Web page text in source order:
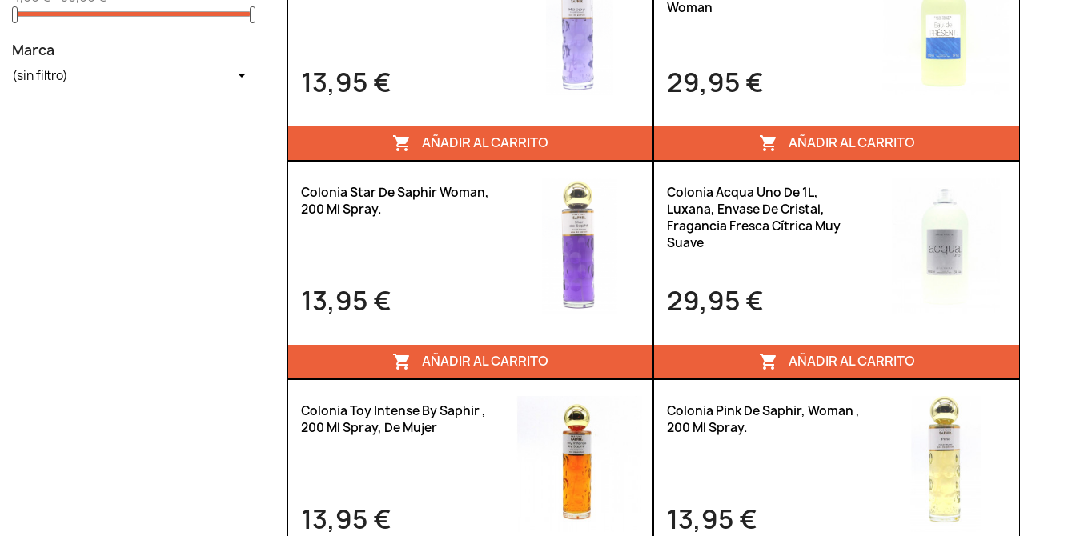
Marca
(sin filtro)  13,95 €
 AÑADIR AL CARRITO
Woman
29,95 €
 AÑADIR AL CARRITO
Colonia Star De Saphir Woman,
200 Ml Spray.
13,95 €
 AÑADIR AL CARRITO
Colonia Acqua Uno De 1L,
Luxana, Envase De Cristal,
Fragancia Fresca Cítrica Muy
Suave
29,95 €
 AÑADIR AL CARRITO
Colonia Toy Intense By Saphir ,
200 Ml Spray, De Mujer
13,95 €
Colonia Pink De Saphir, Woman ,
200 Ml Spray.
13,95 €